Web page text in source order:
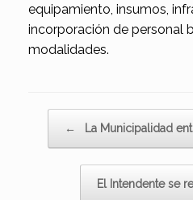
equipamiento, insumos,
incorporación de personal
modalidades.
← La Municipalidad
El Intendente se